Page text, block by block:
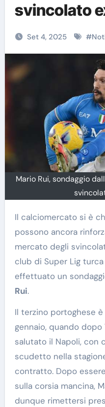
svincolato
Set 4, 2025 #
Mario Rui, sondaggio
Il calciomercato si è chiuso, ma le squadre
possono ancora
mercato degli
club di Super Lig
effettuato un
Rui.
Il terzino portoghese
gennaio, quando dopo
salutato il Napoli, con
scudetto nella
contratto. Dopo
sulla corsia mancina,
dunque rimettersi